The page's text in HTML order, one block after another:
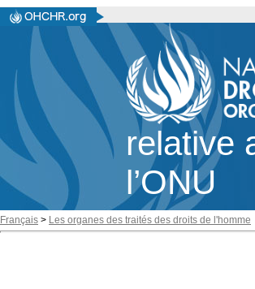
relative
l’ONU
Français > Les organes des traités des droits de l'homme